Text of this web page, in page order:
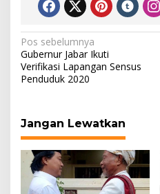
Navigasi
pos
Pos sebelumnya
Gubernur Jabar Ikuti
Verifikasi Lapangan Sensus
Penduduk 2020
Jangan Lewatkan